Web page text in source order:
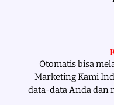
Otomatis bisa
Marketing Kami
data-data Anda dan